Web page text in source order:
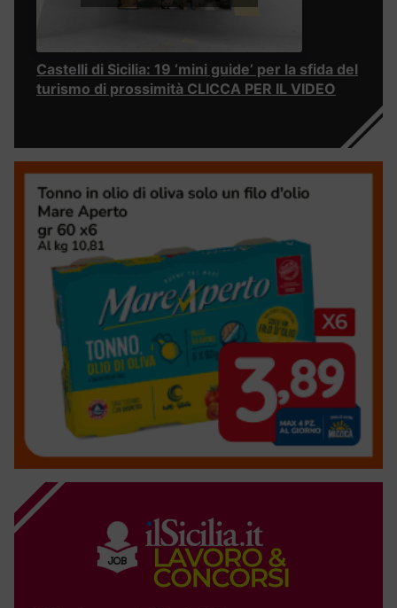
Castelli di Sicilia: 19 ‘mini guide’ per la sfida del
turismo di prossimità CLICCA PER IL VIDEO